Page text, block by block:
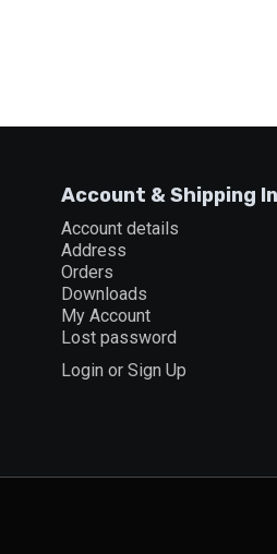
Account & Shipping
Account details
Address
Orders
Downloads
My Account
Lost password
Login or Sign Up